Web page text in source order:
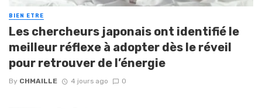
BIEN ETRE
Les chercheurs japonais ont identifié le
meilleur réflexe à adopter dès le réveil
pour retrouver de l’énergie
By CHMAILLE 4 jours ago 0